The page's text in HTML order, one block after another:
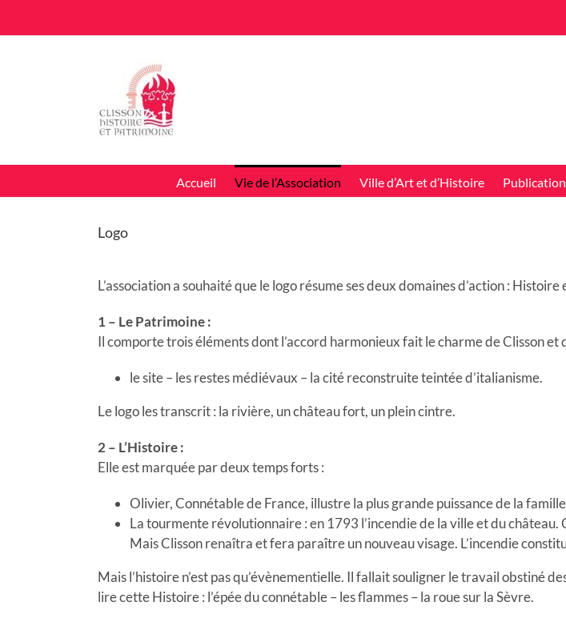
Accueil Vie de l’Association Ville d’Art et d’Histoire
Logo
L’association a souhaité que le logo résume ses deux domaines d’action :
1 – Le Patrimoine :
Il comporte trois éléments dont l’accord harmonieux fait le charme de Clisson
le site – les restes médiévaux – la cité reconstruite teintée d’italianisme.
Le logo les transcrit : la rivière, un château fort, un plein cintre.
2 – L’Histoire :
Elle est marquée par deux temps forts :
Olivier, Connétable de France, illustre la plus grande puissance de la
La tourmente révolutionnaire : en 1793 l’incendie de la ville et du château.
Mais Clisson renaîtra et fera paraître un nouveau visage. L’incendie
Mais l’histoire n’est pas qu’évènementielle. Il fallait souligner le travail obstiné
lire cette Histoire : l’épée du connétable – les flammes – la roue sur la Sèvre.